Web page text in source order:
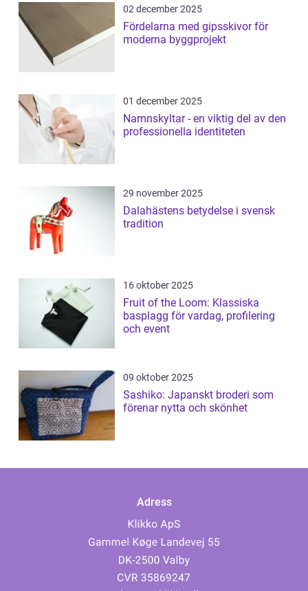
02 december 2025
Fördelarna med gipsskivor för
moderna byggprojekt
01 december 2025
Namnskyltar - en viktig del av den
professionella identiteten
29 november 2025
Dalahästens betydelse i svensk
tradition
16 oktober 2025
Fruit of the Loom: Klassiska
basplagg för vardag, profilering
och event
09 oktober 2025
Sashiko: Japanskt broderi som
förenar nytta och skönhet
Adress